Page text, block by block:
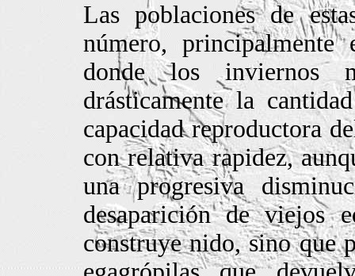
Las poblaciones de
número,
donde los inviernos
drásticamente la
capacidad reproductora
con relativa rapidez,
una progresiva
desaparición de viejos
construye nido, sino que